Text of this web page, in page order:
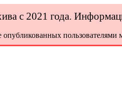
с 2021 года.